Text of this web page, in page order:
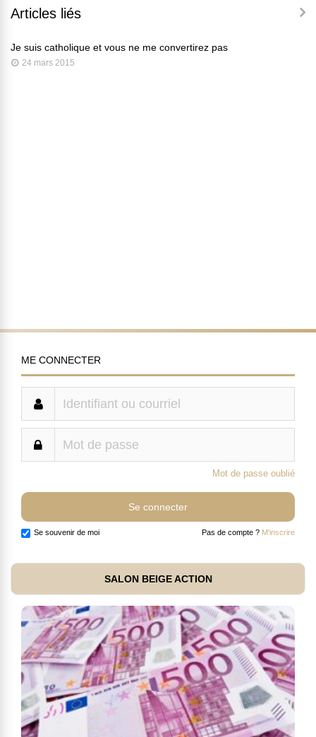
Articles liés
Je suis catholique et vous ne me convertirez pas
24 mars 2015
ME CONNECTER
Mot de passe oublié
Se souvenir de moi Pas de compte ? M'inscrire
SALON BEIGE ACTION